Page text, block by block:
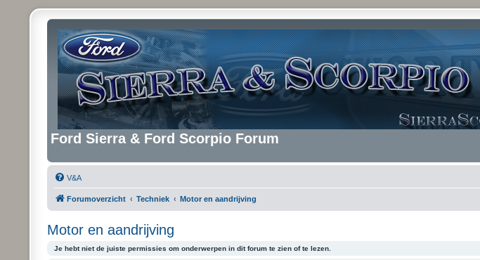
Ford Sierra & Ford Scorpio Forum
V&A
Forumoverzicht Techniek Motor en aandrijving
Motor en aandrijving
Je hebt niet de juiste permissies om onderwerpen in dit forum te zien of te lezen.